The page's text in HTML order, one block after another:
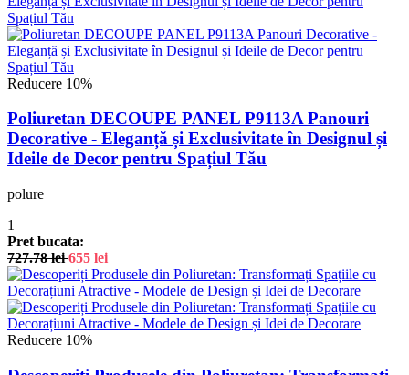
Reducere 10%
Poliuretan DECOUPE PANEL P9113A Panouri
Decorative - Eleganță și Exclusivitate în Designul și
Ideile de Decor pentru Spațiul Tău
polure
1
Pret bucata:
727.78lei 655 lei
Reducere 10%